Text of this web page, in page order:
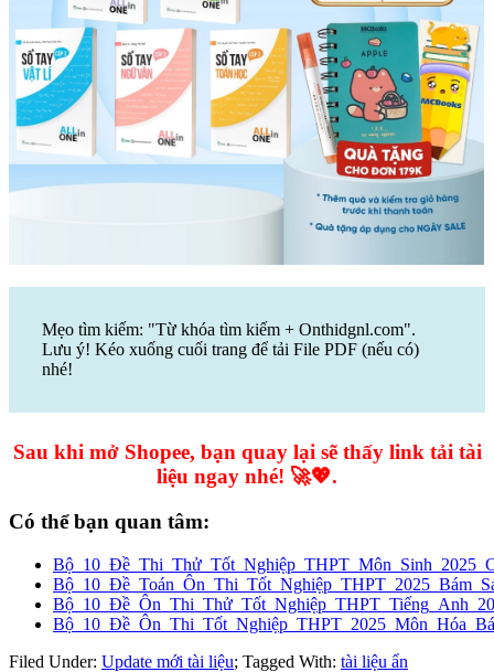
Mẹo tìm kiếm: "Từ khóa tìm kiếm + Onthidgnl.com".
Lưu ý! Kéo xuống cuối trang để tải File PDF (nếu có)
nhé!
Sau khi mở Shopee, bạn quay lại sẽ thấy link tải tài
liệu ngay nhé! 🚀💖.
Có thể bạn quan tâm:
Filed Under: Update mới tài liệu; Tagged With: tài liệu ẩn